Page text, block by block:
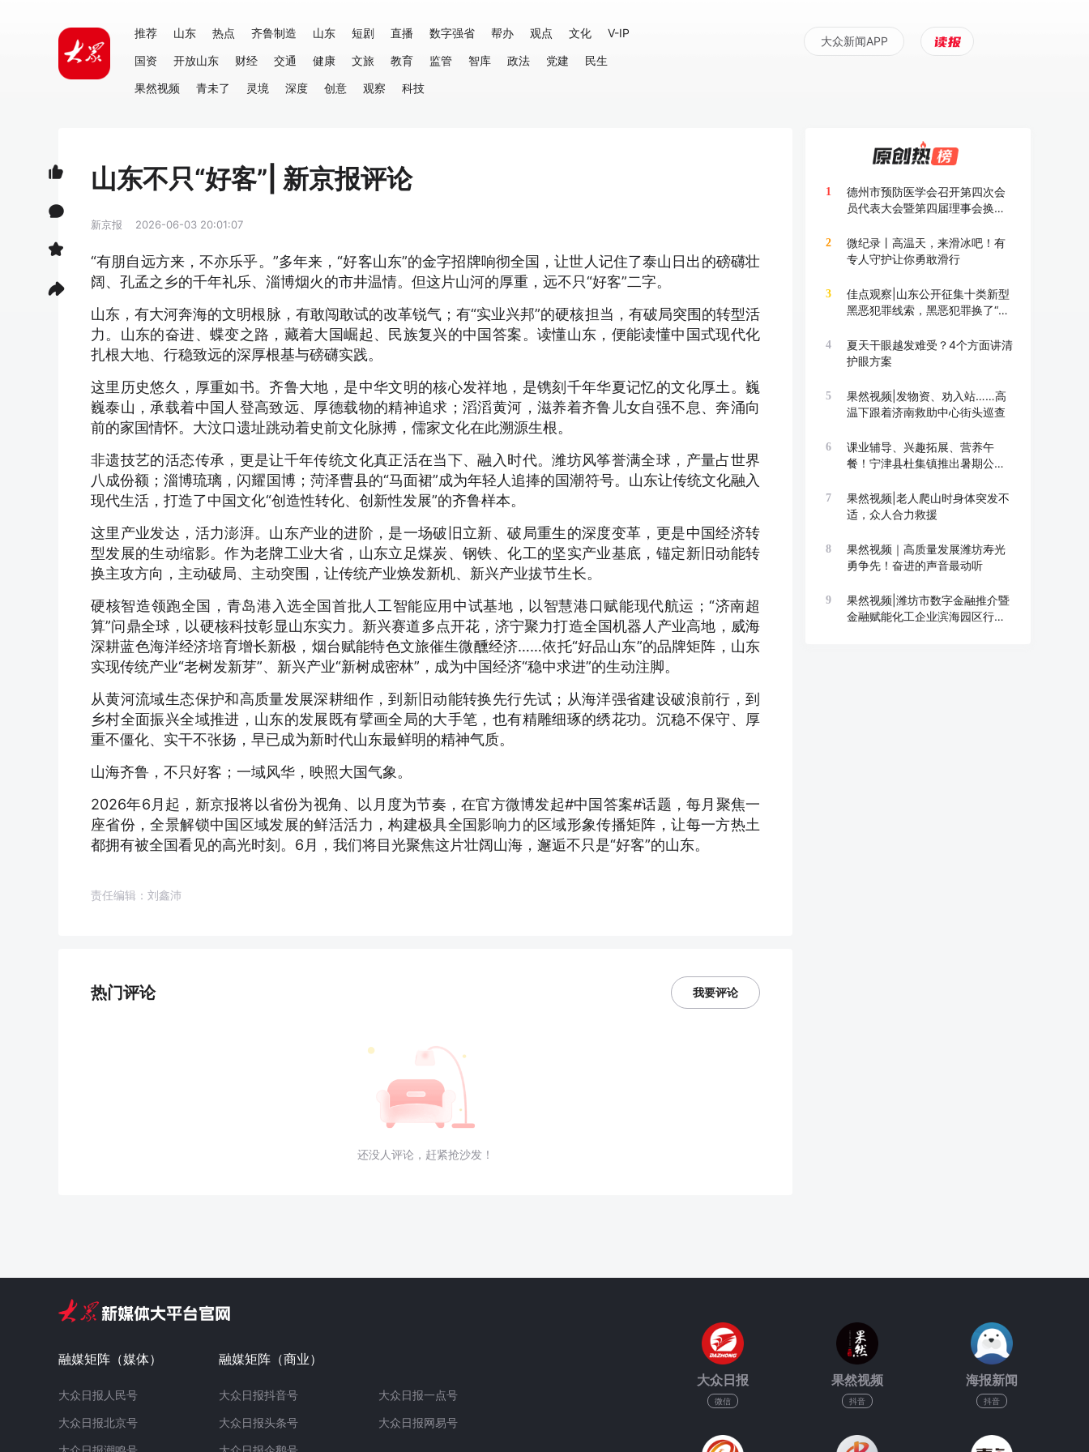
推荐 山东 热点 齐鲁制造 山东 短剧 直播 数字强省 帮办 观点 文化
V-IP
国资
开放山东 财经 交通 健康 文旅 教育 监管 智库 政法 党建
民生
果然视频
青未了 灵境 深度 创意 观察 科技
大众新闻APP
山东不只“好客”| 新京报评论
新京报 2026-06-03 20:01:07
“有朋自远方来，不亦乐乎。”多年来，“好客山东”的金字招牌响彻全国，让世人记住了泰山日出的磅礴壮
阔、孔孟之乡的千年礼乐、淄博烟火的市井温情。但这片山河的厚重，远不只“好客”二字。
山东，有大河奔海的文明根脉，有敢闯敢试的改革锐气；有“实业兴邦”的硬核担当，有破局突围的转型活
力。山东的奋进、蝶变之路，藏着大国崛起、民族复兴的中国答案。读懂山东，便能读懂中国式现代化
扎根大地、行稳致远的深厚根基与磅礴实践。
这里历史悠久，厚重如书。齐鲁大地，是中华文明的核心发祥地，是镌刻千年华夏记忆的文化厚土。巍
巍泰山，承载着中国人登高致远、厚德载物的精神追求；滔滔黄河，滋养着齐鲁儿女自强不息、奔涌向
前的家国情怀。大汶口遗址跳动着史前文化脉搏，儒家文化在此溯源生根。
非遗技艺的活态传承，更是让千年传统文化真正活在当下、融入时代。潍坊风筝誉满全球，产量占世界
八成份额；淄博琉璃，闪耀国博；菏泽曹县的“马面裙”成为年轻人追捧的国潮符号。山东让传统文化融入
现代生活，打造了中国文化“创造性转化、创新性发展”的齐鲁样本。
这里产业发达，活力澎湃。山东产业的进阶，是一场破旧立新、破局重生的深度变革，更是中国经济转
型发展的生动缩影。作为老牌工业大省，山东立足煤炭、钢铁、化工的坚实产业基底，锚定新旧动能转
换主攻方向，主动破局、主动突围，让传统产业焕发新机、新兴产业拔节生长。
硬核智造领跑全国，青岛港入选全国首批人工智能应用中试基地，以智慧港口赋能现代航运；“济南超
算”问鼎全球，以硬核科技彰显山东实力。新兴赛道多点开花，济宁聚力打造全国机器人产业高地，威海
深耕蓝色海洋经济培育增长新极，烟台赋能特色文旅催生微醺经济……依托“好品山东”的品牌矩阵，山东
实现传统产业“老树发新芽”、新兴产业“新树成密林”，成为中国经济“稳中求进”的生动注脚。
从黄河流域生态保护和高质量发展深耕细作，到新旧动能转换先行先试；从海洋强省建设破浪前行，到
乡村全面振兴全域推进，山东的发展既有擘画全局的大手笔，也有精雕细琢的绣花功。沉稳不保守、厚
重不僵化、实干不张扬，早已成为新时代山东最鲜明的精神气质。
山海齐鲁，不只好客；一域风华，映照大国气象。
2026年6月起，新京报将以省份为视角、以月度为节奏，在官方微博发起#中国答案#话题，每月聚焦一
座省份，全景解锁中国区域发展的鲜活活力，构建极具全国影响力的区域形象传播矩阵，让每一方热土
都拥有被全国看见的高光时刻。6月，我们将目光聚焦这片壮阔山海，邂逅不只是“好客”的山东。
责任编辑：刘鑫沛
热门评论 我要评论
还没人评论，赶紧抢沙发！
1
德州市预防医学会召开第四次会
员代表大会暨第四届理事会换届
2
微纪录丨高温天，来滑冰吧！有
专人守护让你勇敢滑行
3
佳点观察|山东公开征集十类新型
黑恶犯罪线索，黑恶犯罪换了“马
4
夏天干眼越发难受？4个方面讲清
护眼方案
5
果然视频|发物资、劝入站……高
温下跟着济南救助中心街头巡查
6
课业辅导、兴趣拓展、营养午
餐！宁津县杜集镇推出暑期公益
7
果然视频|老人爬山时身体突发不
适，众人合力救援
8
果然视频｜高质量发展潍坊寿光
勇争先！奋进的声音最动听
9
果然视频|潍坊市数字金融推介暨
金融赋能化工企业滨海园区行举
融媒矩阵（媒体）
大众日报人民号
大众日报北京号
融媒矩阵（商业）
大众日报抖音号
大众日报头条号
大众日报一点号
大众日报网易号
大众日报
微信
果然视频
抖音
海报新闻
抖音